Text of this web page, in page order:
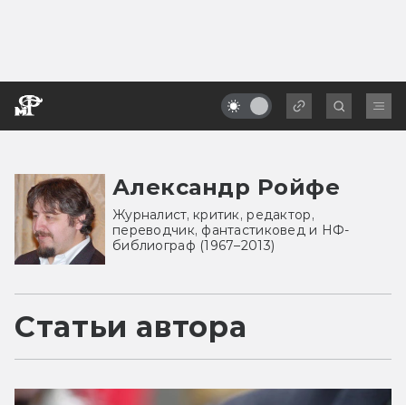
Александр Ройфе
Журналист, критик, редактор,
переводчик, фантастиковед и НФ-
библиограф (1967–2013)
Статьи автора